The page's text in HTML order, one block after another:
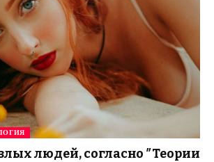
людей, согласно ″Теории